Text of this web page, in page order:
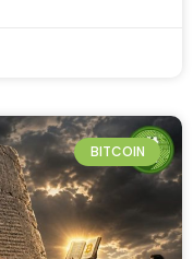
BITCOIN